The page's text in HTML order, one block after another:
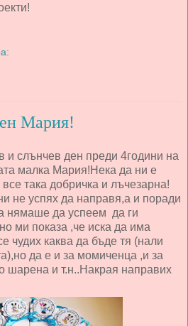
Мария!
и слънчев ден преди 4години на
малка Мария!Нека да ни е
така добричка и лъчезарна!
не успях да направя,а и поради
нямаше да успеем да ги
ми показа ,че иска да има
чудих каква да бъде тя (нали
да е и за момиченца ,и за
шарена и т.н..Накрая направих